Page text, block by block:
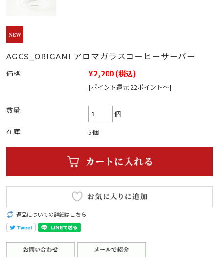
AGCS_ORIGAMI アロマガラスコーヒーサーバー
価格: ¥2,200(税込)
[ポイント還元 22ポイント～]
数量:
個
在庫:
5個
返品についての詳細はこちら